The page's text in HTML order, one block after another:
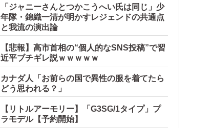
「ジャニーさんとつかこうへい氏は同じ」少
年隊・錦織一清が明かすレジェンドの共通点
と我流の演出論
【悲報】高市首相の“個人的なSNS投稿”で習
近平ブチギレ説ｗｗｗｗｗ
カナダ人「お前らの国で異性の服を着てたら
どう思われる？」
【リトルアーモリー】「G3SG/1タイプ」プ
ラモデル【予約開始】